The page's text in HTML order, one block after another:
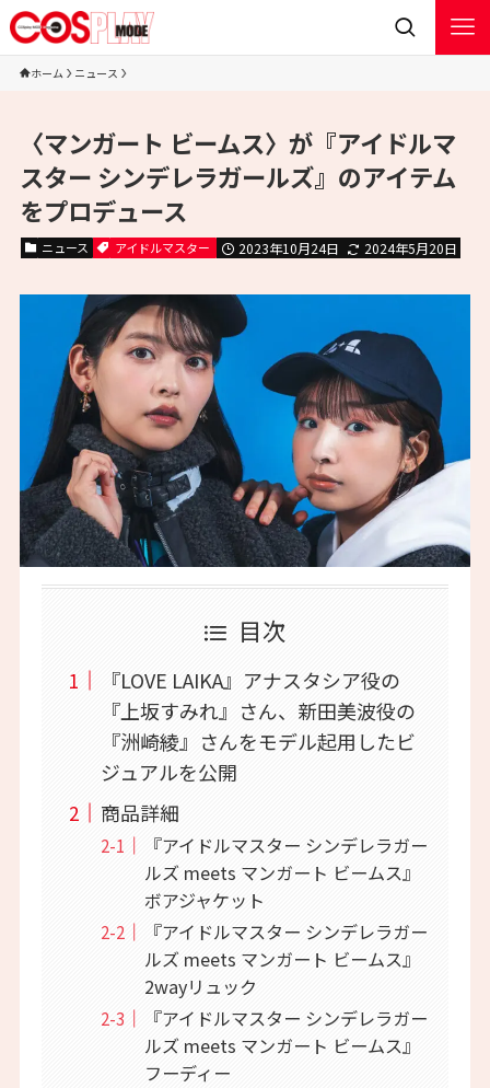
ホーム ニュース
〈マンガート ビームス〉が『アイドルマ
スター シンデレラガールズ』のアイテム
をプロデュース
ニュース アイドルマスター 2023年10月24日 2024年5月20日
目次
『LOVE LAIKA』アナスタシア役の
『上坂すみれ』さん、新田美波役の
『洲崎綾』さんをモデル起用したビ
ジュアルを公開
商品詳細
『アイドルマスター シンデレラガー
ルズ meets マンガート ビームス』
ボアジャケット
『アイドルマスター シンデレラガー
ルズ meets マンガート ビームス』
2wayリュック
『アイドルマスター シンデレラガー
ルズ meets マンガート ビームス』
フーディー